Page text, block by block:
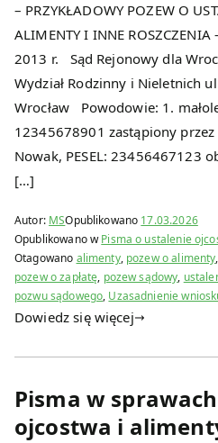
– PRZYKŁADOWY POZEW O
ALIMENTY I INNE
2013 r. Sąd Rejonowy dla
Wydział Rodzinny i Nieletnich
Wrocław Powodowie: 1.
12345678901 zastąpiony
Nowak, PESEL: 23456467123
[…]
Autor: MSOpublikowano 17.03.2026
Opublikowano wPisma o ustalenie
Otagowano alimenty, pozew o alimenty,
pozew o zapłatę, pozew sądowy,
pozwu sądowego, Uzasadnienie
Dowiedz się więcej
Pisma w
ojcostwa i